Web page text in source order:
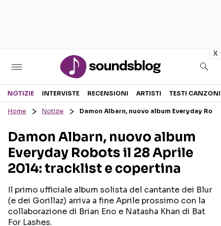
x
Sezioni
RECENSIONI MUSICALI
INTERVISTE
GOSSIP E CURIOSITÀ
TESTI CANZONI
TOUR ED EVENTI
TALENT SHOW
NOTIZIE INTERVISTE RECENSIONI ARTISTI TESTI CANZONI
Home Notizie Damon Albarn, nuovo album Everyday
Damon Albarn, nuovo album
Everyday Robots il 28 Aprile
2014: tracklist e copertina
Il primo ufficiale album solista del cantante dei Blur
(e dei Gorillaz) arriva a fine Aprile prossimo con la
collaborazione di Brian Eno e Natasha Khan di Bat
For Lashes.